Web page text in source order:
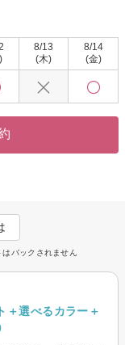
わせて、あなたの髪の
を幅広くご提案。
みはお任せ！
皮のケア◎
て、あなたの個性を最
8/13
(木)
8/14
(金)
バックされません
＋選べるカラー＋